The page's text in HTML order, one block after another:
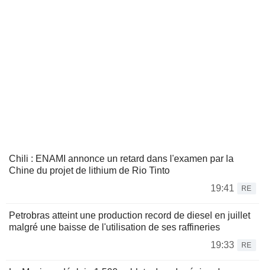
Chili : ENAMI annonce un retard dans l'examen par la
Chine du projet de lithium de Rio Tinto
19:41
RE
Petrobras atteint une production record de diesel en juillet
malgré une baisse de l'utilisation de ses raffineries
19:33
RE